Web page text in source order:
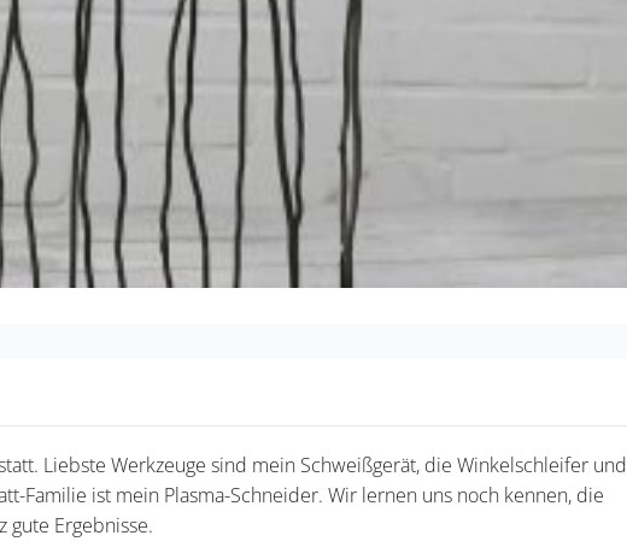
Liebste Werkzeuge sind mein Schweißgerät, die Winkelschleifer und
Familie ist mein Plasma-Schneider. Wir lernen uns noch kennen, die
gute Ergebnisse.